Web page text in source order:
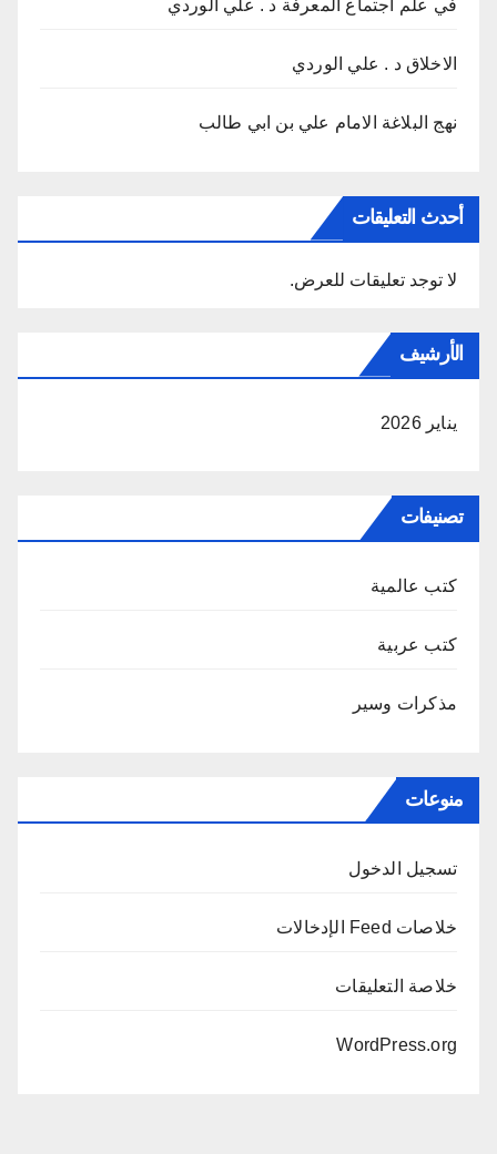
في علم اجتماع المعرفة د . علي الوردي
الاخلاق د . علي الوردي
نهج البلاغة الامام علي بن ابي طالب
أحدث التعليقات
لا توجد تعليقات للعرض.
الأرشيف
يناير 2026
تصنيفات
كتب عالمية
كتب عربية
مذكرات وسير
منوعات
تسجيل الدخول
خلاصات Feed الإدخالات
خلاصة التعليقات
WordPress.org